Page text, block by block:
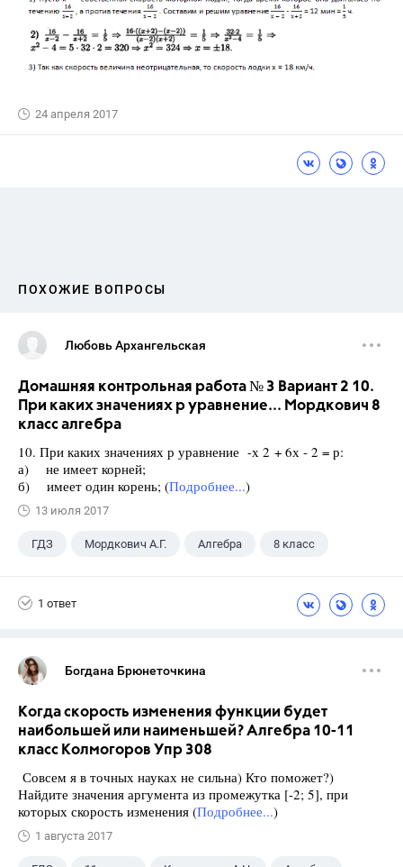
24 апреля 2017
ПОХОЖИЕ ВОПРОСЫ
Любовь Архангельская
Домашняя контрольная работа № 3 Вариант 2 10.
При каких значениях р уравнение... Мордкович 8
класс алгебра
10. При каких значениях р уравнение -х 2 + 6х - 2 = р:
а) не имеет корней;
б) имеет один корень; (Подробнее...)
13 июля 2017
ГДЗ Мордкович А.Г. Алгебра 8 класс
1 ответ
Богдана Брюнеточкина
Когда скорость изменения функции будет
наибольшей или наименьшей? Алгебра 10-11
класс Колмогоров Упр 308
Совсем я в точных науках не сильна) Кто поможет?)
Найдите значения аргумента из промежутка [-2; 5], при
которых скорость изменения (Подробнее...)
1 августа 2017